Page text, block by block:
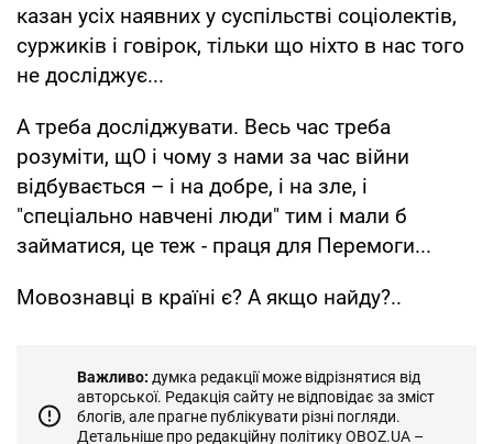
казан усіх наявних у суспільстві соціолектів,
суржиків і говірок, тільки що ніхто в нас того
не досліджує...
А треба досліджувати. Весь час треба
розуміти, щО і чому з нами за час війни
відбувається – і на добре, і на зле, і
"спеціально навчені люди" тим і мали б
займатися, це теж - праця для Перемоги...
Мовознавці в країні є? А якщо найду?..
Важливо: думка редакції може відрізнятися від
авторської. Редакція сайту не відповідає за зміст
блогів, але прагне публікувати різні погляди.
Детальніше про редакційну політику OBOZ.UA –